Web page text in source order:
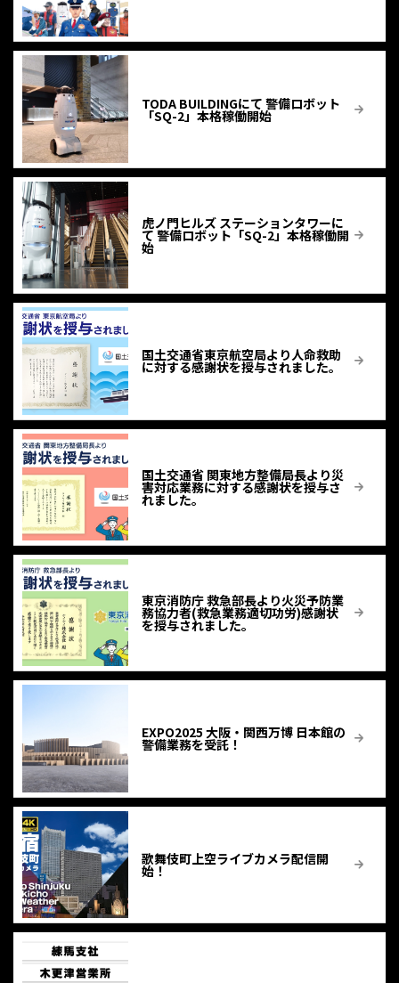
TODA BUILDINGにて 警備ロボット
「SQ-2」本格稼働開始
虎ノ門ヒルズ ステーションタワーに
て 警備ロボット「SQ-2」本格稼働開
始
国土交通省東京航空局より人命救助
に対する感謝状を授与されました。
国土交通省 関東地方整備局長より災
害対応業務に対する感謝状を授与さ
れました。
東京消防庁 救急部長より火災予防業
務協力者(救急業務適切功労)感謝状
を授与されました。
EXPO2025 大阪・関西万博 日本館の
警備業務を受託！
歌舞伎町上空ライブカメラ配信開
始！